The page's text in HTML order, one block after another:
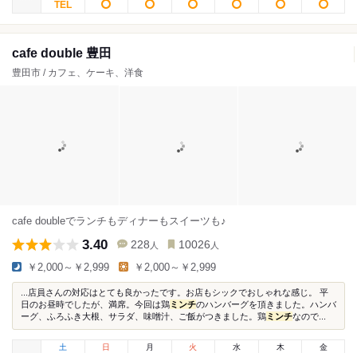
cafe double 豊田
豊田市 / カフェ、ケーキ、洋食
cafe doubleでランチもディナーもスイーツも♪
3.40 228 人 10026 人
￥2,000～￥2,999 ￥2,000～￥2,999
...店員さんの対応はとても良かったです。お店もシックでおしゃれな感じ。 平
日のお昼時でしたが、満席。今回は鶏ミンチのハンバーグを頂きました。ハンバ
ーグ、ふろふき大根、サラダ、味噌汁、ご飯がつきました。鶏ミンチなので...
土
日 月 火 水 木 金